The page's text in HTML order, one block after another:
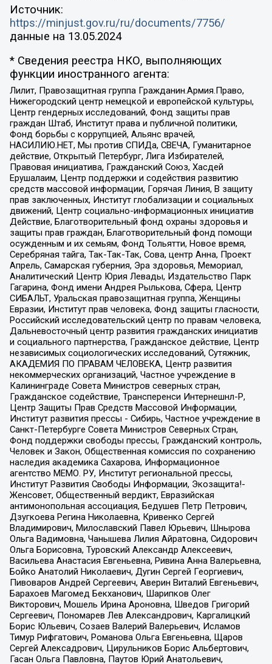
Источник:
https://minjust.gov.ru/ru/documents/7756/
данные на 13.05.2024
* Сведения реестра НКО, выполняющих
функции иностранного агента:
Лилит, Правозащитная группа Гражданин.Армия.Право,
Нижегородский центр немецкой и европейской культуры,
Центр гендерных исследований, Фонд защиты прав
граждан Штаб, Институт права и публичной политики,
Фонд борьбы с коррупцией, Альянс врачей,
НАСИЛИЮ.НЕТ, Мы против СПИДа, СВЕЧА, Гуманитарное
действие, Открытый Петербург, Лига Избирателей,
Правовая инициатива, Гражданский Союз, Хасдей
Ерушалаим, Центр поддержки и содействия развитию
средств массовой информации, Горячая Линия, В защиту
прав заключенных, Институт глобализации и социальных
движений, Центр социально-информационных инициатив
Действие, Благотворительный фонд охраны здоровья и
защиты прав граждан, Благотворительный фонд помощи
осужденным и их семьям, Фонд Тольятти, Новое время,
Серебряная тайга, Так-Так-Так, Сова, центр Анна, Проект
Апрель, Самарская губерния, Эра здоровья, Мемориал,
Аналитический Центр Юрия Левады, Издательство Парк
Гагарина, Фонд имени Андрея Рылькова, Сфера, Центр
СИБАЛЬТ, Уральская правозащитная группа, Женщины
Евразии, Институт прав человека, Фонд защиты гласности,
Российский исследовательский центр по правам человека,
Дальневосточный центр развития гражданских инициатив
и социального партнерства, Гражданское действие, Центр
независимых социологических исследований, Сутяжник,
АКАДЕМИЯ ПО ПРАВАМ ЧЕЛОВЕКА, Центр развития
некоммерческих организаций, Частное учреждение в
Калининграде Совета Министров северных стран,
Гражданское содействие, Трансперенси Интернешнл-Р,
Центр Защиты Прав Средств Массовой Информации,
Институт развития прессы - Сибирь, Частное учреждение в
Санкт-Петербурге Совета Министров Северных Стран,
Фонд поддержки свободы прессы, Гражданский контроль,
Человек и Закон, Общественная комиссия по сохранению
наследия академика Сахарова, Информационное
агентство МЕМО. РУ, Институт региональной прессы,
Институт Развития Свободы Информации, Экозащита!-
Женсовет, Общественный вердикт, Евразийская
антимонопольная ассоциация, Бедушев Петр Петрович,
Дзугкоева Регина Николаевна, Кривенко Сергей
Владимирович, Милославский Павел Юрьевич, Шнырова
Ольга Вадимовна, Чанышева Лилия Айратовна, Сидорович
Ольга Борисовна, Туровский Александр Алексеевич,
Васильева Анастасия Евгеньевна, Ривина Анна Валерьевна,
Бойко Анатолий Николаевич, Дугин Сергей Георгиевич,
Пивоваров Андрей Сергеевич, Аверин Виталий Евгеньевич,
Барахоев Магомед Бекханович, Шарипков Олег
Викторович, Мошель Ирина Ароновна, Шведов Григорий
Сергеевич, Пономарев Лев Александрович, Каргалицкий
Борис Юльевич, Созаев Валерий Валерьевич, Исламов
Тимур Рифгатович, Романова Ольга Евгеньевна, Щаров
Сергей Алексадрович, Цирульников Борис Альбертович,
Гасан Ольга Павловна, Паутов Юрий Анатольевич,